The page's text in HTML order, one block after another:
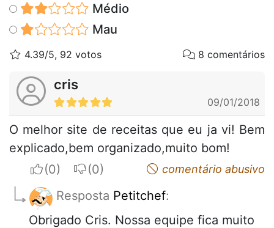
Médio
Mau
4.39/5, 92 votos 8 comentários
cris
09/01/2018
O melhor site de receitas que eu ja vi! Bem
explicado,bem organizado,muito bom!
I apreciateI do not appreciatecomentário abusivo
Resposta Petitchef:
Obrigado Cris. Nossa equipe fica muito